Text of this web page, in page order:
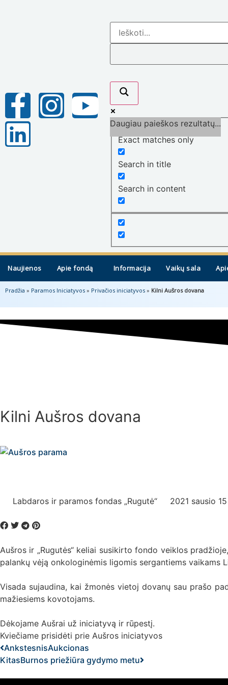
Daugiau paieškos rezultatų...
Exact matches only
Search in title
Search in content
Naujienos Apie fondą Informacija Vaikų sala
Pradžia » Paramos Iniciatyvos » Privačios iniciatyvos » Kilni Aušros dovana
Kilni Aušros dovana
Labdaros ir paramos fondas „Rugutė“ 2021 sausio 15
Aušros ir „Rugutės“ keliai susikirto fondo veiklos
palankų vėją onkologinėmis ligomis sergantiems vaikams
Visada sujaudina, kai žmonės vietoj dovanų sau prašo
mažiesiems kovotojams.
Dėkojame Aušrai už iniciatyvą ir rūpestį.
Kviečiame prisidėti prie Aušros iniciatyvos
AnkstesnisAukcionas
KitasBurnos priežiūra gydymo metu